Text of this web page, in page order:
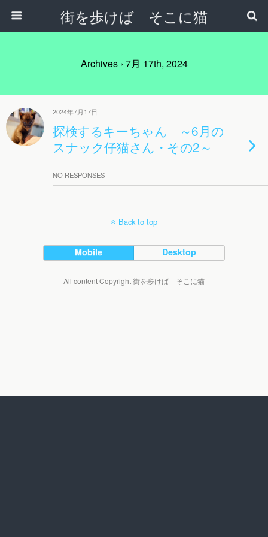
街を歩けば そこに猫
Archives › 7月 17th, 2024
2024年7月17日
探検するキーちゃん ～6月の
スナック仔猫さん・その2～
NO RESPONSES
Back to top
Mobile Desktop
All content Copyright 街を歩けば そこに猫